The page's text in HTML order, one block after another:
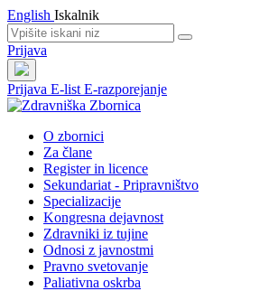
English Iskalnik
Prijava
Prijava E-list E-razporejanje
O zbornici
Za člane
Register in licence
Sekundariat - Pripravništvo
Specializacije
Kongresna dejavnost
Zdravniki iz tujine
Odnosi z javnostmi
Pravno svetovanje
Paliativna oskrba